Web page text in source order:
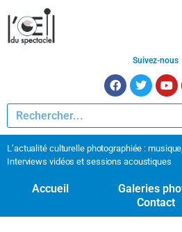
Suivez-nous
L’actualité culturelle photographiée :
Interviews vidéos et sessions acoustiques
Accueil Galeries
Contact